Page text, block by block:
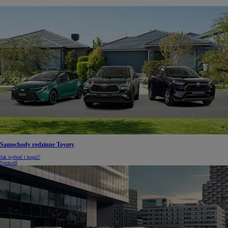
Samochody rodzinne Toyoty
Jak wybrać i kupić?
Sprawdź